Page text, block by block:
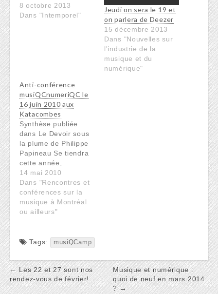
8 octobre 2013
Dans "Intemporel"
Jeudi on sera le 19 et
on parlera de Deezer
15 décembre 2013
Dans "Nouvelles sur
l'industrie de la
musique et du
numérique"
Anti-conférence
musiQCnumeriQC le
16 juin 2010 aux
Katacombes
Synthèse publiée
dans Le Devoir sous
la plume de Philippe
Papineau Se tiendra
cette année,
parallèlement aux
Francofolies de
Montréal et aux
Rencontres de
l'ADISQ, la première
L'anti-conférence (ou
unconference) est un
concept répandu qui
permet à plusieurs
participants de se
réunir autour d'une
14 mai 2010
Dans "Rencontres et
conférences sur la
musique à Montréal
ou ailleurs"
Tags: musiQCamp
Post
navigation
← Les 22 et 27 sont nos
rendez-vous de février!
Musique et numérique :
quoi de neuf en mars 2014
? →